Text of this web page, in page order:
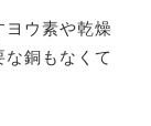
ウ素や乾燥
銅もなくて